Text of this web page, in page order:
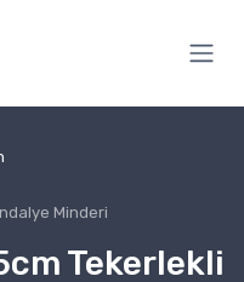
Minderi
Tekerlekli